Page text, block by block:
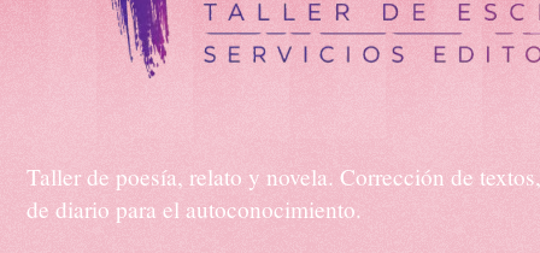
Taller de poesía, relato y novela. Corrección de
de diario para el autoconocimiento.